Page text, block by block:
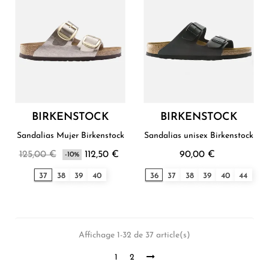
BIRKENSTOCK
Sandalias Mujer Birkenstock
125,00 € -10% 112,50 €
37 38 39 40
BIRKENSTOCK
Sandalias unisex Birkenstock
90,00 €
36 37 38 39 40 44
Affichage 1-32 de 37 article(s)
1 2